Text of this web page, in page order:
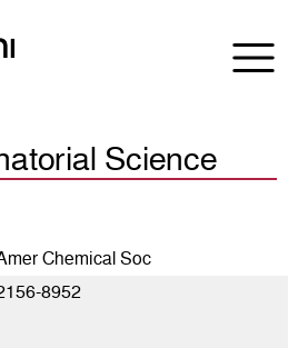
Science
Chemical Soc
8952